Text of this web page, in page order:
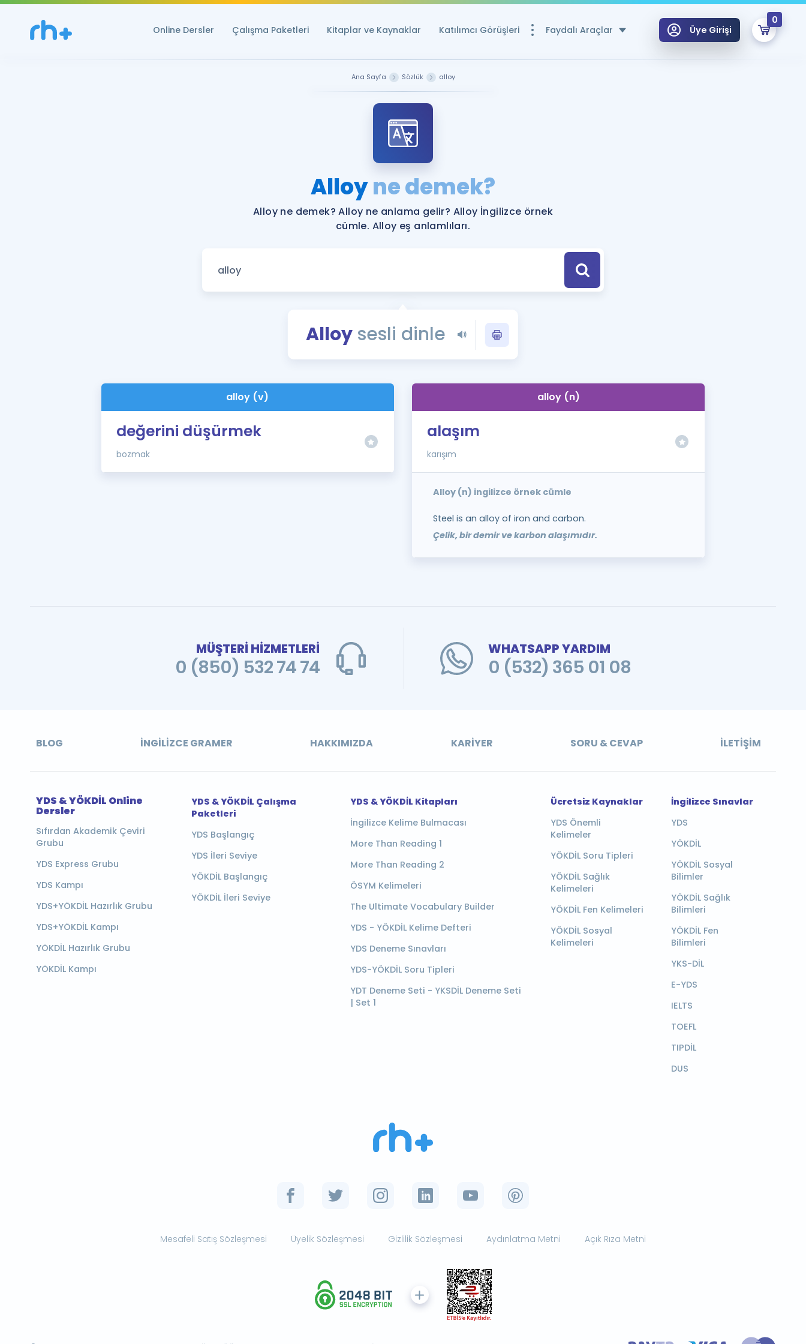
Online Dersler Çalışma Paketleri Kitaplar ve Kaynaklar Katılımcı Görüşleri Faydalı Araçlar
YDS ve YÖKDİL Puan Hesaplama Aracı
Rehberlik Aracı
YDS ve YÖKDİL'e Hazırlananlar için Öneriler
Tüm ÖSYM Sınavları Tek Takvimde
Blog
YDS - YÖKDİL Tüm Sınavlarla İlgili Haberler
İngilizce Gramer
Üye Girişi
0
Ana Sayfa Sözlük alloy
Alloyne demek?
Alloy ne demek? Alloy ne anlama gelir? Alloy İngilizce örnek
cümle. Alloy eş anlamlıları.
Alloysesli dinle
alloy (v)
değerini düşürmek
bozmak
alloy (n)
alaşım
karışım
Alloy (n) ingilizce örnek cümle
Steel is an alloy of iron and carbon.
Çelik, bir demir ve karbon alaşımıdır.
MÜŞTERİ HİZMETLERİ
0 (850) 532 74 74
WHATSAPP YARDIM
0 (532) 365 01 08
BLOG İNGILIZCE GRAMER HAKKIMIZDA KARIYER SORU & CEVAP İLETIŞIM
YDS & YÖKDİL Online
Dersler
Sıfırdan Akademik Çeviri
Grubu
YDS Express Grubu
YDS Kampı
YDS+YÖKDİL Hazırlık Grubu
YDS+YÖKDİL Kampı
YÖKDİL Hazırlık Grubu
YÖKDİL Kampı
YDS & YÖKDİL Çalışma
Paketleri
YDS Başlangıç
YDS İleri Seviye
YÖKDİL Başlangıç
YÖKDİL İleri Seviye
YDS & YÖKDİL Kitapları
İngilizce Kelime Bulmacası
More Than Reading 1
More Than Reading 2
ÖSYM Kelimeleri
The Ultimate Vocabulary Builder
YDS - YÖKDİL Kelime Defteri
YDS Deneme Sınavları
YDS-YÖKDİL Soru Tipleri
YDT Deneme Seti - YKSDİL Deneme Seti
| Set 1
Ücretsiz Kaynaklar
YDS Önemli
Kelimeler
YÖKDİL Soru Tipleri
YÖKDİL Sağlık
Kelimeleri
YÖKDİL Fen Kelimeleri
YÖKDİL Sosyal
Kelimeleri
İngilizce Sınavlar
YDS
YÖKDİL
YÖKDİL Sosyal
Bilimler
YÖKDİL Sağlık
Bilimleri
YÖKDİL Fen
Bilimleri
YKS-DİL
E-YDS
IELTS
TOEFL
TIPDİL
DUS
Mesafeli Satış Sözleşmesi Üyelik Sözleşmesi Gizlilik Sözleşmesi Aydınlatma Metni Açık Rıza Metni